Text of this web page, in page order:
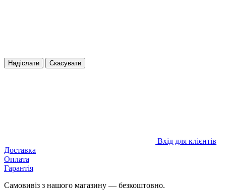
Надіслати Скасувати
Вхід для клієнтів
Доставка
Оплата
Гарантія
Самовивіз з нашого магазину — безкоштовно.